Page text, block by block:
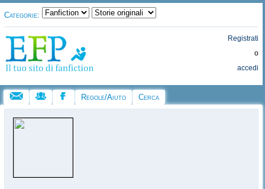
Categorie:
Registrati
o
accedi
Regole/Aiuto Cerca